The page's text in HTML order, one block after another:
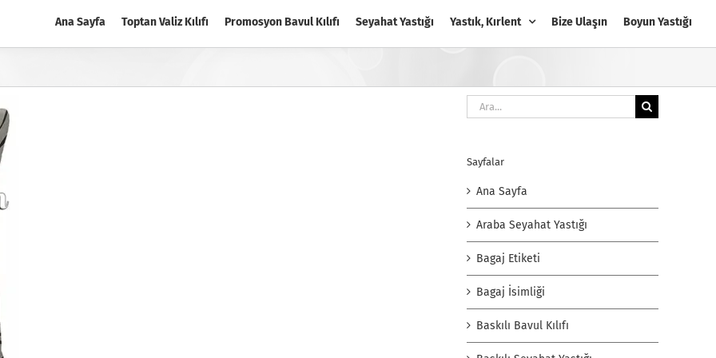
Ana Sayfa Toptan Valiz Kılıfı Promosyon Bavul Kılıfı Seyahat Yastığı Yastık, Kırlent Bize Ulaşın Boyun Yastığı
Ara:
Sayfalar
Ana Sayfa
Araba Seyahat Yastığı
Bagaj Etiketi
Bagaj İsimliği
Baskılı Bavul Kılıfı